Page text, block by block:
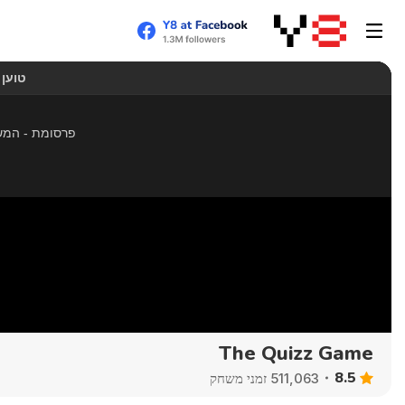
The Quizz Game
8.5 511,063 זמני משחק